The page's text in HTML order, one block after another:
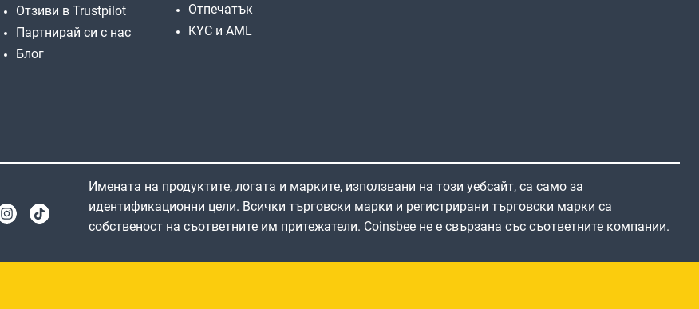
Отзиви в Trustpilot
Партнирай си с нас
Блог
Отпечатък
KYC и AML
Имената на продуктите, логата и марките, използвани на този уебсайт, са само за
идентификационни цели. Всички търговски марки и регистрирани търговски марки са
собственост на съответните им притежатели. Coinsbee не е свързана със съответните компании.